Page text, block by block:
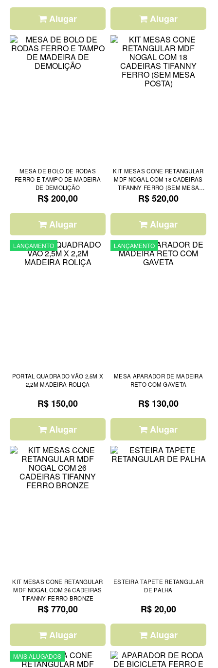
Alugar Alugar
MESA DE BOLO DE RODAS
FERRO E TAMPO DE MADEIRA
DE DEMOLIÇÃO
R$ 200,00
Alugar
KIT MESAS CONE RETANGULAR
MDF NOGAL COM 18 CADEIRAS
TIFANNY FERRO (SEM MESA
POSTA)
R$ 520,00
Alugar
LANÇAMENTO
PORTAL QUADRADO VÃO 2,5M X
2,2M MADEIRA ROLIÇA
R$ 150,00
Alugar
LANÇAMENTO
MESA APARADOR DE MADEIRA
RETO COM GAVETA
R$ 130,00
Alugar
KIT MESAS CONE RETANGULAR
MDF NOGAL COM 26 CADEIRAS
TIFANNY FERRO BRONZE
R$ 770,00
Alugar
ESTEIRA TAPETE RETANGULAR
DE PALHA
R$ 20,00
Alugar
MAIS ALUGADOS